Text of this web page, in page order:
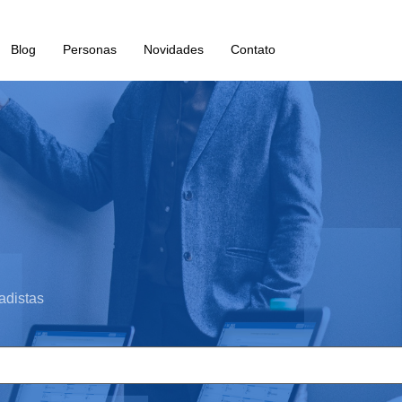
Blog Personas Novidades Contato